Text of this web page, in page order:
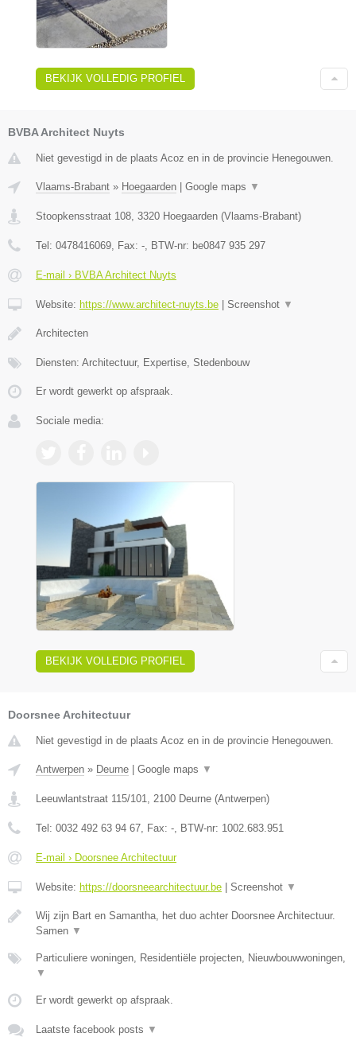
BEKIJK VOLLEDIG PROFIEL
BVBA Architect Nuyts
Niet gevestigd in de plaats Acoz en in de provincie Henegouwen.
Vlaams-Brabant » Hoegaarden Google maps ▼
Stoopkensstraat 108, 3320 Hoegaarden (Vlaams-Brabant)
Tel: 0478416069, Fax: -, BTW-nr: be0847 935 297
E-mail › BVBA Architect Nuyts
Website: https://www.architect-nuyts.be Screenshot ▼
Architecten
Diensten: Architectuur, Expertise, Stedenbouw
Er wordt gewerkt op afspraak.
Sociale media:
BEKIJK VOLLEDIG PROFIEL
Doorsnee Architectuur
Niet gevestigd in de plaats Acoz en in de provincie Henegouwen.
Antwerpen » Deurne Google maps ▼
Leeuwlantstraat 115/101 2100 Deurne (Antwerpen)
Tel: 0032 492 63 94 67 , Fax: - , BTW-nr: 1002.683.951
E-mail › Doorsnee Architectuur
Website: https://doorsneearchitectuur.be Screenshot ▼
Wij zijn Bart en Samantha, het duo achter Doorsnee Architectuur.
Samen ▼
Particuliere woningen, Residentiële projecten, Nieuwbouwwoningen,
▼
Er wordt gewerkt op afspraak.
Laatste facebook posts ▼